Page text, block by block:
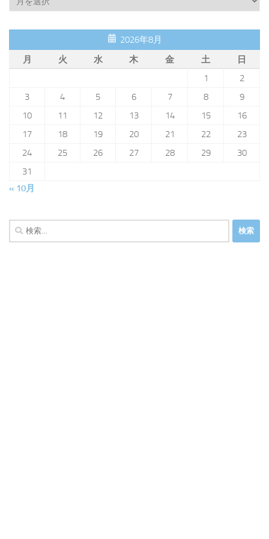
2026年8月
月
火 水 木 金 土
日
1
2
3
4 5 6 7 8
9
10
11 12 13 14 15
16
17
18 19 20 21 22
23
24
25 26 27 28 29
30
31
« 10月
検
索: